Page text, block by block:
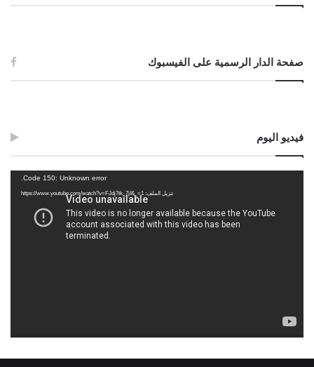
صفحة الدار الرسمية على الفيسبوك
فيديو اليوم
Code 150: Unknown error.
تنزيل الملف: https://www.youtube.com/watch?v=FJdj7tk_7jI&_=1